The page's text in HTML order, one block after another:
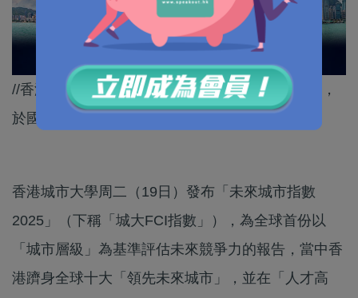
//香港在引進、培育及集聚創新人才方面表現突出，
於國際協作方面更位居全球主要灣區城市之首。//
香港城市大學周二（19日）發布「未來城市指數
2025」（下稱「城大FCI指數」），為全球首份以
「城市層級」為基準評估未來競爭力的報告，當中香
港躋身全球十大「領先未來城市」，並在「人才高